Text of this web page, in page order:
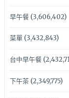
早午餐(3,606,402)
菜單(3,432,843)
台中早午餐
下午茶(2,349,775)